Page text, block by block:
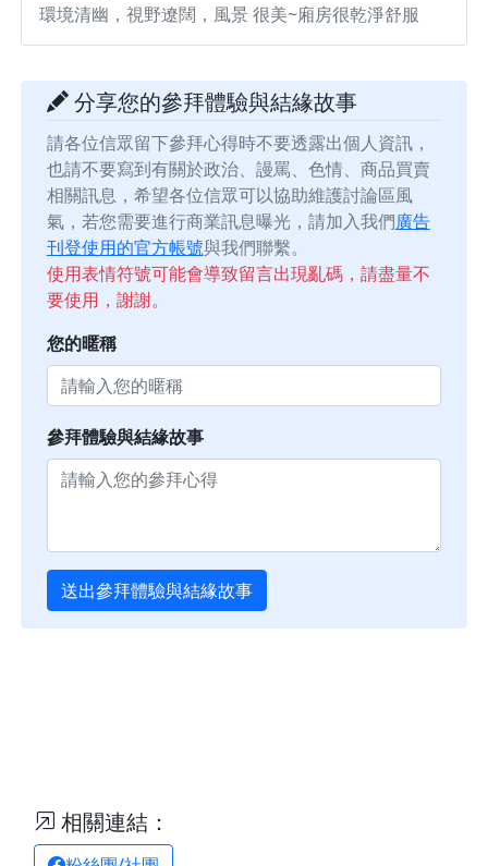
環境清幽，視野遼闊，風景 很美~廂房很乾淨舒服
分享您的參拜體驗與結緣故事
請各位信眾留下參拜心得時不要透露出個人資訊，
也請不要寫到有關於政治、謾罵、色情、商品買賣
相關訊息，希望各位信眾可以協助維護討論區風
氣，若您需要進行商業訊息曝光，請加入我們廣告
刊登使用的官方帳號與我們聯繫。
使用表情符號可能會導致留言出現亂碼，請盡量不
要使用，謝謝。
您的暱稱
參拜體驗與結緣故事
送出參拜體驗與結緣故事
相關連結：